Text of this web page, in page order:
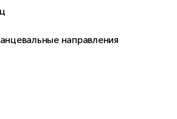
направления